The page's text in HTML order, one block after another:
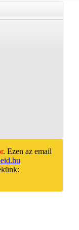
. Ezen az email